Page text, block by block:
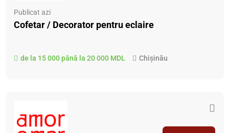
Publicat azi
Cofetar / Decorator pentru eclaire
de la 15 000 până la 20 000 MDL Chișinău